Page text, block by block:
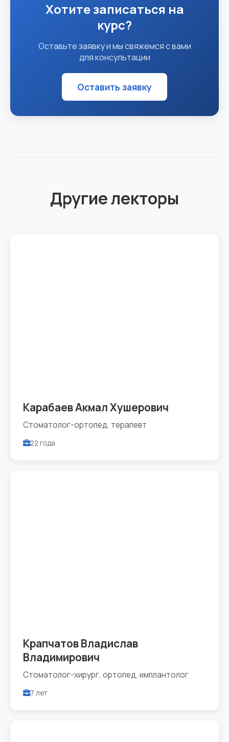
Хотите записаться на
курс?
Оставьте заявку и мы свяжемся с вами
для консультации
Оставить заявку
Другие лекторы
Карабаев Акмал Хушерович
Стоматолог-ортопед, терапевт
22 года
Крапчатов Владислав
Владимирович
Стоматолог-хирург, ортопед, имплантолог
7 лет